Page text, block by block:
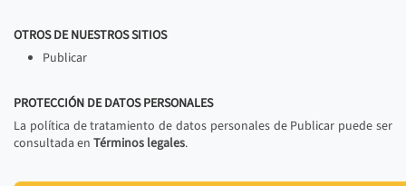
OTROS DE NUESTROS SITIOS
Publicar
PROTECCIÓN DE DATOS PERSONALES
La política de tratamiento de datos personales de Publicar puede ser
consultada en Términos legales.